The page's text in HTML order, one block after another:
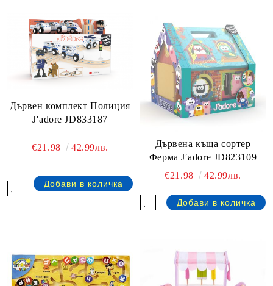
Дървен комплект Полиция
J′adore JD833187
€21.98 42.99лв.
Дървена къща сортер
Ферма J′adore JD823109
€21.98
42.99лв.